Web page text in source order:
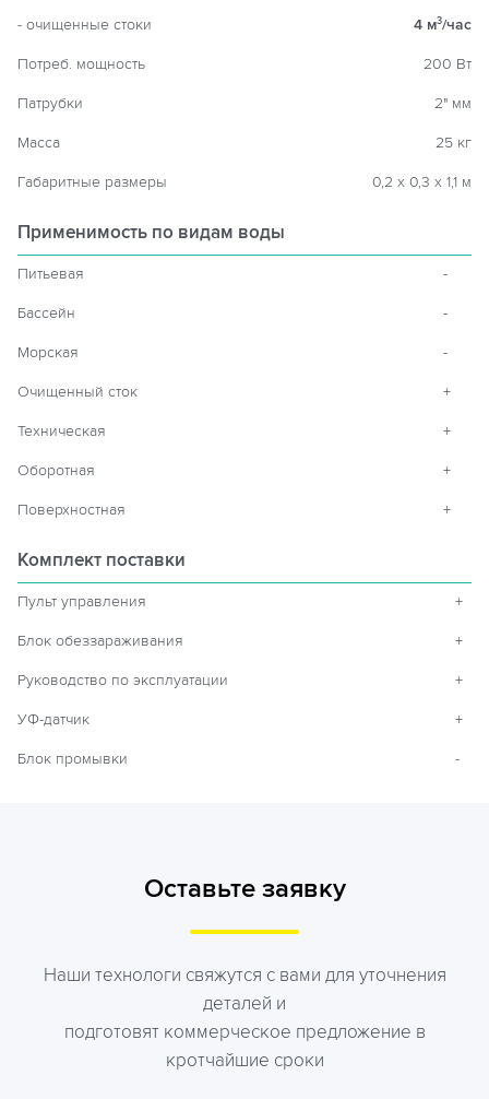
- очищенные стоки 4 м3/час
Потреб. мощность 200 Вт
Патрубки 2" мм
Масса 25 кг
Габаритные размеры 0,2 х 0,3 х 1,1 м
Применимость по видам воды
Питьевая -
Бассейн -
Морская -
Очищенный сток +
Техническая +
Оборотная +
Поверхностная +
Комплект поставки
Пульт управления +
Блок обеззараживания +
Руководство по эксплуатации +
УФ-датчик +
Блок промывки -
Оставьте заявку
Наши технологи свяжутся с вами для уточнения
деталей и
подготовят коммерческое предложение в
кротчайшие сроки